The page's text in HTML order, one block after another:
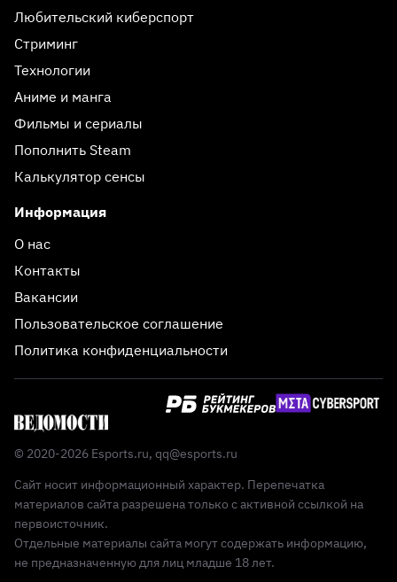
Любительский киберспорт
Стриминг
Технологии
Аниме и манга
Фильмы и сериалы
Пополнить Steam
Калькулятор сенсы
Информация
О нас
Контакты
Вакансии
Пользовательское соглашение
Политика конфиденциальности
© 2020-2026 Esports.ru, qq@esports.ru
Сайт носит информационный характер. Перепечатка
материалов сайта разрешена только с активной ссылкой на
первоисточник.
Отдельные материалы сайта могут содержать информацию,
не предназначенную для лиц младше 18 лет.